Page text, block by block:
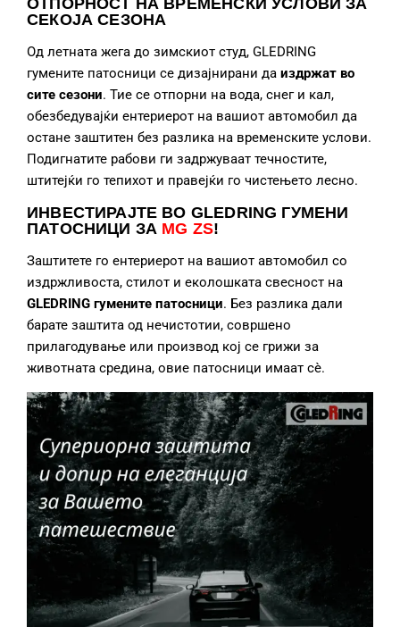
ОТПОРНОСТ НА ВРЕМЕНСКИ УСЛОВИ ЗА
СЕКОЈА СЕЗОНА
Од летната жега до зимскиот студ, GLEDRING
гумените патосници се дизајнирани да издржат во
сите сезони. Тие се отпорни на вода, снег и кал,
обезбедувајќи ентериерот на вашиот автомобил да
остане заштитен без разлика на временските услови.
Подигнатите рабови ги задржуваат течностите,
штитејќи го тепихот и правејќи го чистењето лесно.
ИНВЕСТИРАЈТЕ ВО GLEDRING ГУМЕНИ
ПАТОСНИЦИ ЗА MG ZS!
Заштитете го ентериерот на вашиот автомобил со
издржливоста, стилот и еколошката свесност на
GLEDRING гумените патосници. Без разлика дали
барате заштита од нечистотии, совршено
прилагодување или производ кој се грижи за
животната средина, овие патосници имаат сè.